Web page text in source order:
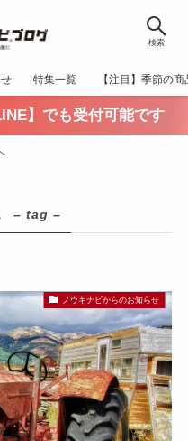
検索
特集一覧 【注目】季節の商
】でも受付可能です
– tag –
ノウキナビからのお知らせ